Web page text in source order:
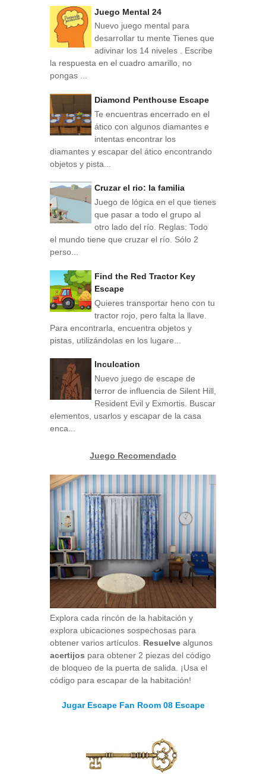
Juego Mental 24
Nuevo juego mental para
desarrollar tu mente Tienes que
adivinar los 14 niveles . Escribe
la respuesta en el cuadro amarillo, no
pongas ...
Diamond Penthouse Escape
Te encuentras encerrado en el
ático con algunos diamantes e
intentas encontrar los
diamantes y escapar del ático encontrando
objetos y pista...
Cruzar el rio: la familia
Juego de lógica en el que tienes
que pasar a todo el grupo al
otro lado del río. Reglas: Todo
el mundo tiene que cruzar el río. Sólo 2
perso...
Find the Red Tractor Key
Escape
Quieres transportar heno con tu
tractor rojo, pero falta la llave.
Para encontrarla, encuentra objetos y
pistas, utilizándolas en los lugare...
Inculcation
Nuevo juego de escape de
terror de influencia de Silent Hill,
Resident Evil y Exmortis. Buscar
elementos, usarlos y escapar de la casa
enca...
Juego Recomendado
Explora cada rincón de la habitación y
explora ubicaciones sospechosas para
obtener varios artículos. Resuelve algunos
acertijos para obtener 2 piezas del código
de bloqueo de la puerta de salida. ¡Usa el
código para escapar de la habitación!
Jugar Escape Fan Room 08 Escape